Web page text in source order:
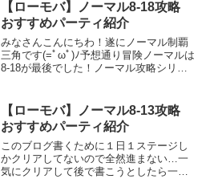
みましょう！
【ローモバ】ノーマル8-18攻略
おすすめパーティ紹介
みなさんこんにちわ！遂にノーマル制覇
三角です(=ﾟωﾟ)ﾉ予想通り冒険ノーマルは
8-18が最後でした！ノーマル攻略シリー
いと思います(^^♪さて今回はノーマル8-18
攻...
【ローモバ】ノーマル8-13攻略
おすすめパーティ紹介
このブログ書くために１日１ステージし
かクリアしてないので全然進まない…一
気にクリアして後で書こうとしたら一気